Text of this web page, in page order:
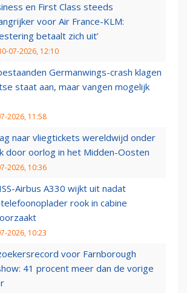
en First Class steeds
voor Air France-KLM:
betaalt zich uit’
07-2026, 12:10
Germanwings-crash klagen
staat aan, maar vangen mogelijk
2026, 11:58
naar vliegtickets wereldwijd onder
door oorlog in het Midden-Oosten
2026, 10:36
Airbus A330 wijkt uit nadat
rook in cabine
2026, 10:23
voor Farnborough
41 procent meer dan de vorige